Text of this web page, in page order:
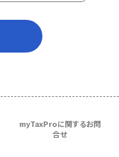
myTaxProに関するお問
合せ